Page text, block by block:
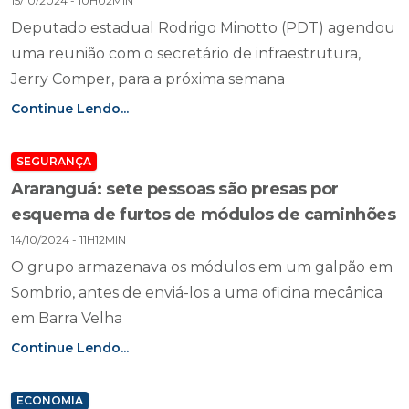
Deputado estadual Rodrigo Minotto (PDT) agendou
uma reunião com o secretário de infraestrutura,
Jerry Comper, para a próxima semana
Continue Lendo...
SEGURANÇA
Araranguá: sete pessoas são presas por
esquema de furtos de módulos de caminhões
14/10/2024 - 11H12MIN
O grupo armazenava os módulos em um galpão em
Sombrio, antes de enviá-los a uma oficina mecânica
em Barra Velha
Continue Lendo...
ECONOMIA